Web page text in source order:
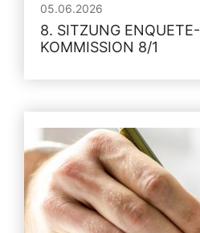
05.06.2026
8. SITZUNG ENQUETE-
KOMMISSION 8/1